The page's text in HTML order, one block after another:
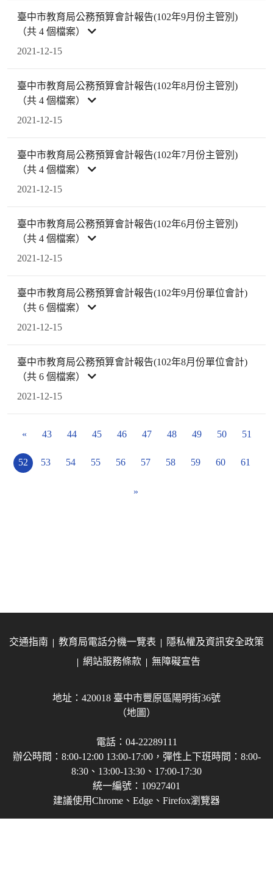
臺中市教育局公務預算會計報告(102年9月份主管別)
（共 4 個檔案）
2021-12-15
臺中市教育局公務預算會計報告(102年8月份主管別)
（共 4 個檔案）
2021-12-15
臺中市教育局公務預算會計報告(102年7月份主管別)
（共 4 個檔案）
2021-12-15
臺中市教育局公務預算會計報告(102年6月份主管別)
（共 4 個檔案）
2021-12-15
臺中市教育局公務預算會計報告(102年9月份單位會計)
（共 6 個檔案）
2021-12-15
臺中市教育局公務預算會計報告(102年8月份單位會計)
（共 6 個檔案）
2021-12-15
« 43 44 45 46 47 48 49 50 51
52 53 54 55 56 57 58 59 60 61
»
交通指南 教育局電話分機一覽表
隱私權及資訊安全政策
網站服務條款
無障礙宣告
地址：420018 臺中市豐原區陽明街36號
（地圖）
電話：04-22289111
辦公時間：8:00-12:00 13:00-17:00，彈性上下班時間：8:00-
8:30、13:00-13:30、17:00-17:30
統一編號：10927401
建議使用Chrome、Edge、Firefox瀏覽器